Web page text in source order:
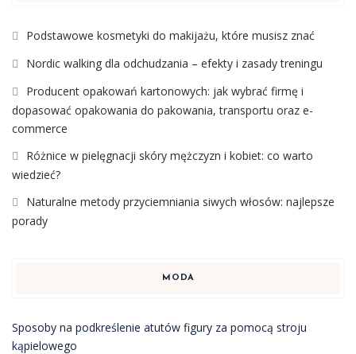
Podstawowe kosmetyki do makijażu, które musisz znać
Nordic walking dla odchudzania – efekty i zasady treningu
Producent opakowań kartonowych: jak wybrać firmę i
dopasować opakowania do pakowania, transportu oraz e-
commerce
Różnice w pielęgnacji skóry mężczyzn i kobiet: co warto
wiedzieć?
Naturalne metody przyciemniania siwych włosów: najlepsze
porady
MODA
Sposoby na podkreślenie atutów figury za pomocą stroju
kąpielowego